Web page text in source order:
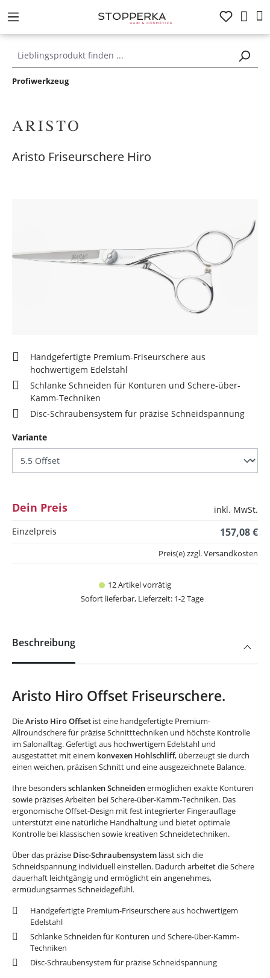
springen
Profiwerkzeug
Aristo Friseurschere Hiro
Handgefertigte Premium-Friseurschere aus
hochwertigem Edelstahl
Schlanke Schneiden für Konturen und Schere-über-
Kamm-Techniken
Disc-Schraubensystem für präzise Schneidspannung
Varianteauswählen
Dein Preis
inkl. MwSt.
Einzelpreis
157,08 €
12 Artikel vorrätig
Sofort lieferbar, Lieferzeit: 1-2 Tage
Preis(e) zzgl. Versandkosten
Beschreibung
Aristo Hiro Offset Friseurschere.
DieAristo Hiro Offset ist eine handgefertigte Premium-
Allroundschere für präzise Schnitttechniken und höchste Kontrolle
im Salonalltag. Gefertigt aus hochwertigem Edelstahl und
ausgestattet mit einem konvexen Hohlschliff, überzeugt sie durch
einen weichen, präzisen Schnitt und eine ausgezeichnete Balance.
Ihre besondersschlanken Schneidenermöglichen exakte Konturen
sowie präzises Arbeiten bei Schere-über-Kamm-Techniken. Das
ergonomische Offset-Design mit fest integrierter Fingerauflage
unterstützt eine natürliche Handhaltung und bietet optimale
Kontrolle bei klassischen sowie kreativen Schneidetechniken.
Über das präzise Disc-Schraubensystem lässt sich die
Schneidspannung individuell einstellen. Dadurch arbeitet die Schere
dauerhaft leichtgängig und ermöglicht ein angenehmes,
ermüdungsarmes Schneidegefühl.
Handgefertigte Premium-Friseurschere aus hochwertigem
Edelstahl
Schlanke Schneiden für Konturen und Schere-über-Kamm-
Techniken
Disc-Schraubensystem für präzise Schneidspannung